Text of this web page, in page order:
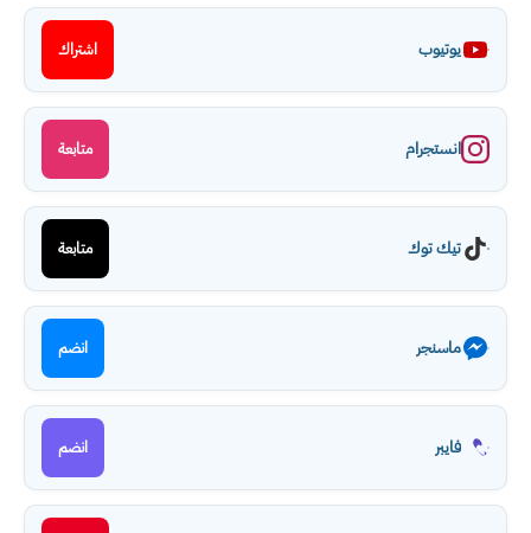
يوتيوب اشتراك
انستجرام متابعة
تيك توك متابعة
ماسنجر انضم
فايبر انضم